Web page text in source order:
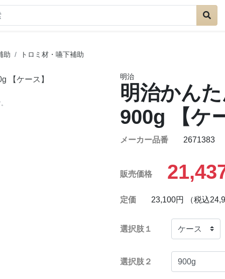
助 トロミ材・嚥下補助
明治
明治かん
900g 【ケ
メーカー品番 2671383
販売価格
定価 23,100円 （税込
選択肢１
選択肢２